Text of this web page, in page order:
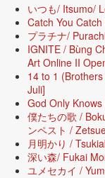
いつも/ Itsumo/
Catch You
プラチナ/
IGNITE / Bùng
Art Online II
14 to 1
Juli]
God Only
僕たちの歌 /
ンペスト /
月明かり /
深い森/ Fukai
ユメセカイ /